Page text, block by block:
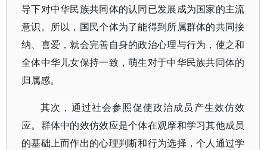
导下对中华民族共同体的认同已发展成为国家的主流
意识。所以，国民个体为了能得到所属群体的共同接
纳、喜爱，就会完善自身的政治心理与行为，使之和
全体中华儿女保持一致，萌生对于中华民族共同体的
归属感。
其次，通过社会参照促使政治成员产生效仿效
应。群体中的效仿效应是个体在观摩和学习其他成员
的基础上而作出的心理判断和行为选择，个人通过学